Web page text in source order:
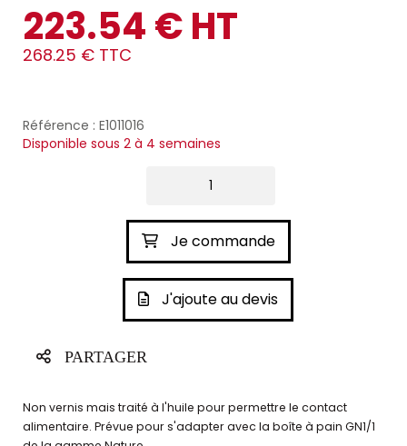
223.54 € HT
268.25 € TTC
Référence : E1011016
Disponible sous 2 à 4 semaines
Je commande
J'ajoute au devis
PARTAGER
Non vernis mais traité à l'huile pour permettre le contact
alimentaire. Prévue pour s'adapter avec la boîte à pain GN1/1